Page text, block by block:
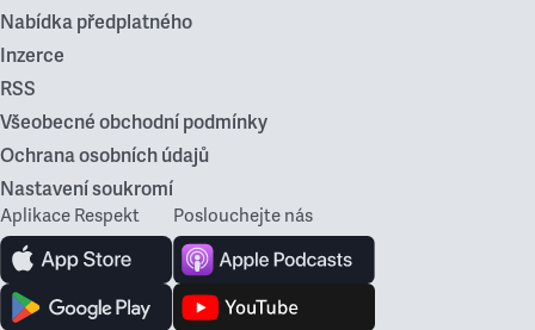
Nabídka předplatného
Inzerce
RSS
Všeobecné obchodní podmínky
Ochrana osobních údajů
Nastavení soukromí
Aplikace Respekt Poslouchejte nás